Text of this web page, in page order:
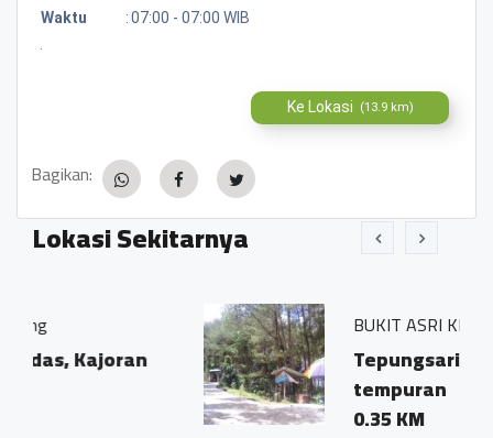
Waktu
:07:00 - 07:00 WIB
Ke Lokasi (13.9 km)
Bagikan:
Lokasi Sekitarnya
BUKIT ASRI KERTOJOYO
Tepungsari pringombo
tempuran
0.35 KM